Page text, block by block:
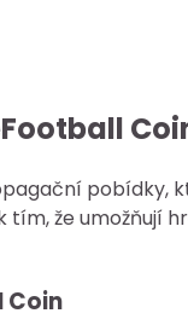
pobídky,
tím, že
Coin